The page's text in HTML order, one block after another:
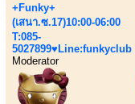
+Funky+
(เสนา.ซ.17)10:00-06:00
T:085-
5027899♥Line:funkyclub
Moderator